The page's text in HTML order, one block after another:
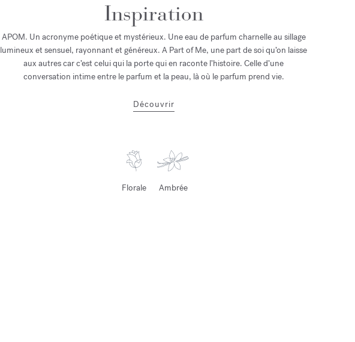
Inspiration
APOM. Un acronyme poétique et mystérieux. Une eau de parfum charnelle au sillage
lumineux et sensuel, rayonnant et généreux. A Part of Me, une part de soi qu’on laisse
aux autres car c’est celui qui la porte qui en raconte l’histoire. Celle d’une
conversation intime entre le parfum et la peau, là où le parfum prend vie.
Découvrir
Florale Ambrée